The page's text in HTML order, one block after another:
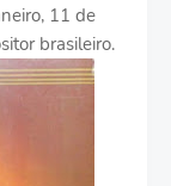
11 de
brasileiro.